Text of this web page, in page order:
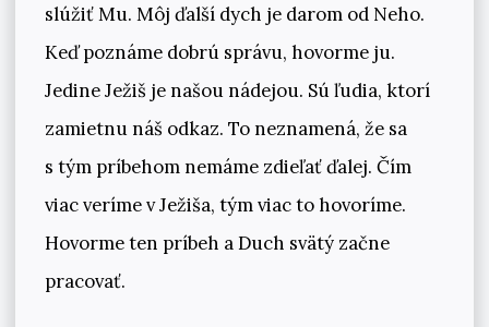
slúžiť Mu. Môj ďalší dych je darom od Neho.
Keď poznáme dobrú správu, hovorme ju.
Jedine Ježiš je našou nádejou. Sú ľudia, ktorí
zamietnu náš odkaz. To neznamená, že sa
s tým príbehom nemáme zdieľať ďalej. Čím
viac veríme v Ježiša, tým viac to hovoríme.
Hovorme ten príbeh a Duch svätý začne
pracovať.